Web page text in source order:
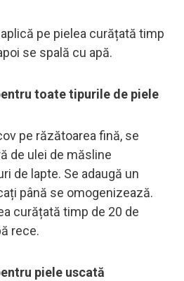
pe pielea curățată timp
se spală cu apă.
toate tipurile de piele
pe răzătoarea fină, se
de ulei de măsline
de lapte. Se adaugă un
până se omogenizează.
curățată timp de 20 de
rece.
piele uscată